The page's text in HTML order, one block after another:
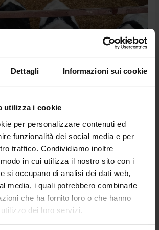
Dettagli Informazioni sui cookie
utilizza i cookie
per personalizzare contenuti ed
funzionalità dei social media e per
traffico. Condividiamo inoltre
in cui utilizza il nostro sito con i
si occupano di analisi dei dati web,
media, i quali potrebbero combinarle
che ha fornito loro o che hanno
dei loro servizi.
vitelli: per il post